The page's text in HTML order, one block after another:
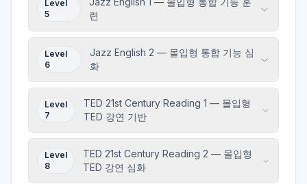
Level
5
련
Level
6
Jazz English 2 — 몰입형 통합 기능 심
화
Level
7
TED 21st Century Reading 1 — 몰입형
TED 강연 기반
Level
8
TED 21st Century Reading 2 — 몰입형
TED 강연 심화